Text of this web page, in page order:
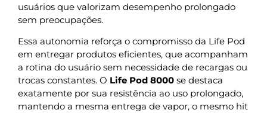
usuários que valorizam desempenho prolongado
sem preocupações.
Essa autonomia reforça o compromisso da Life Pod
em entregar produtos eficientes, que acompanham
a rotina do usuário sem necessidade de recargas ou
trocas constantes. O Life Pod 8000 se destaca
exatamente por sua resistência ao uso prolongado,
mantendo a mesma entrega de vapor, o mesmo hit